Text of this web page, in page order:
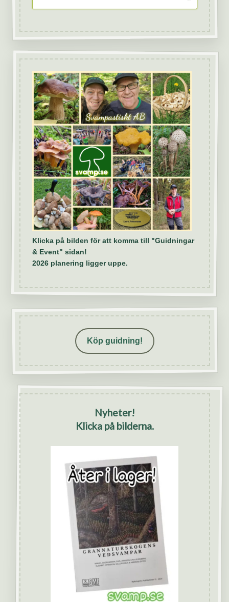
Klicka på bilden för att komma till "Guidningar
& Event" sidan!
2026 planering ligger uppe.
Köp guidning!
Nyheter!
Klicka på bilderna.